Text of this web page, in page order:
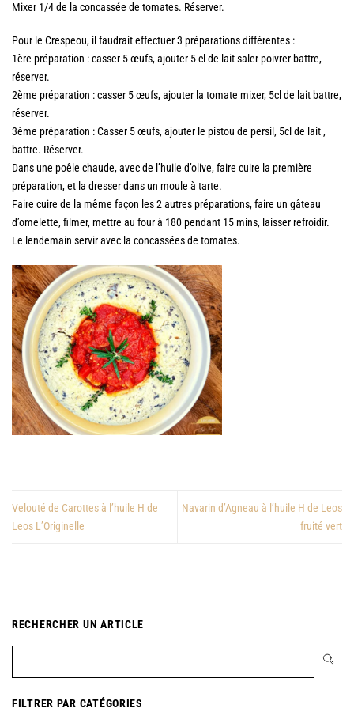
Mixer 1/4 de la concassée de tomates. Réserver.
Pour le Crespeou, il faudrait effectuer 3 préparations différentes :
1ère préparation : casser 5 œufs, ajouter 5 cl de lait saler poivrer battre,
réserver.
2ème préparation : casser 5 œufs, ajouter la tomate mixer, 5cl de lait battre,
réserver.
3ème préparation : Casser 5 œufs, ajouter le pistou de persil, 5cl de lait ,
battre. Réserver.
Dans une poêle chaude, avec de l’huile d’olive, faire cuire la première
préparation, et la dresser dans un moule à tarte.
Faire cuire de la même façon les 2 autres préparations, faire un gâteau
d’omelette, filmer, mettre au four à 180 pendant 15 mins, laisser refroidir.
Le lendemain servir avec la concassées de tomates.
Velouté de Carottes à l’huile H de
Leos L’Originelle
Navarin d’Agneau à l’huile H de Leos
fruité vert
RECHERCHER UN ARTICLE
FILTRER PAR CATÉGORIES